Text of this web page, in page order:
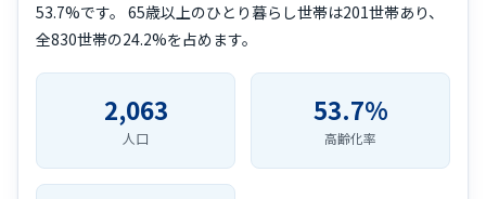
53.7%です。 65歳以上のひとり暮らし世帯は201世帯あり、
全830世帯の24.2%を占めます。
2,063
人口
53.7%
高齢化率